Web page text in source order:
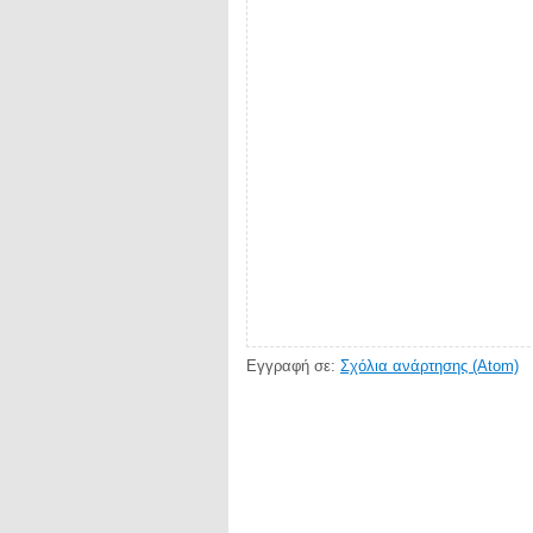
Εγγραφή σε: Σχόλια ανάρτησης (Atom)